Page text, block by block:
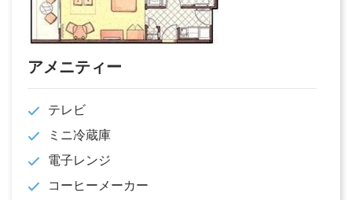
アメニティー
テレビ
ミニ冷蔵庫
電子レンジ
コーヒーメーカー